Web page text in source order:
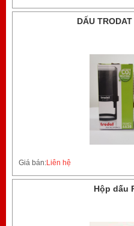
DẤU
Giá bán:Liên hệ
Hộp dấu